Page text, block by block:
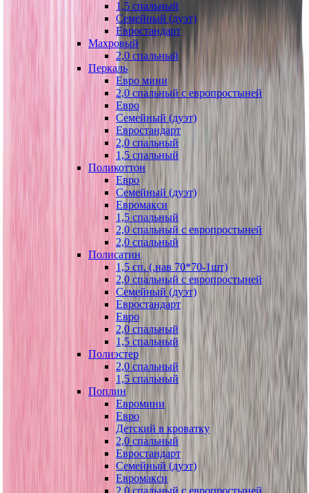
1,5 спальный
Семейный (дуэт)
Евростандарт
Махровый
2,0 спальный
Перкаль
Евро мини
2,0 спальный с европростыней
Евро
Семейный (дуэт)
Евростандарт
2,0 спальный
1,5 спальный
Поликоттон
Евро
Семейный (дуэт)
Евромакси
1,5 спальный
2,0 спальный с европростыней
2,0 спальный
Полисатин
1,5 сп. (.нав 70*70-1шт)
2,0 спальный с европростыней
Семейный (дуэт)
Евростандарт
Евро
2,0 спальный
1,5 спальный
Полиэстер
2,0 спальный
1,5 спальный
Поплин
Евромини
Евро
Детский в кроватку
2,0 спальный
Евростандарт
Семейный (дуэт)
Евромакси